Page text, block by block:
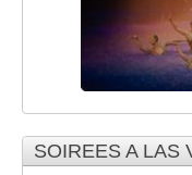
SOIREES A LAS